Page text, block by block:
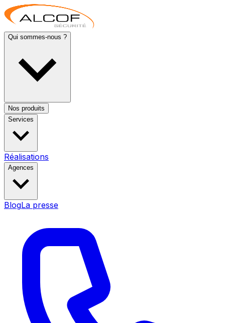
Qui sommes-nous ?
Nos produits
Services
Réalisations
Agences
BlogLa presse